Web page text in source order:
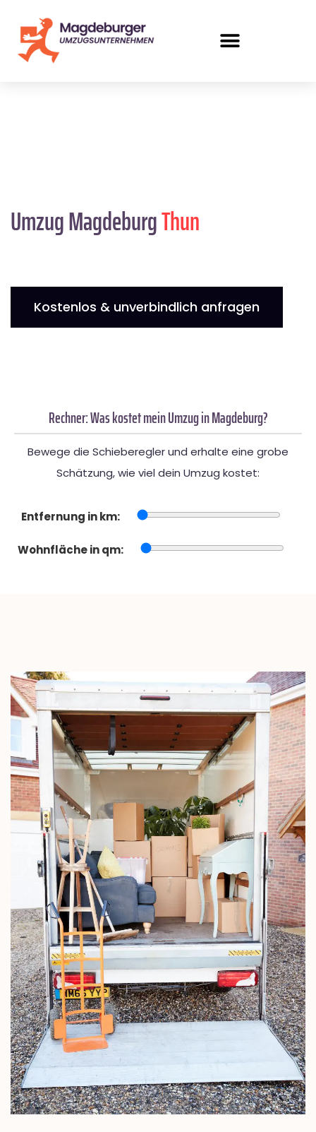
Umzug MagdeburgThun
Kostenlos & unverbindlich anfragen
Rechner: Was kostet mein Umzug in Magdeburg?
Bewege die Schieberegler und erhalte eine grobe
Schätzung, wie viel dein Umzug kostet:
Entfernung in km:
Wohnfläche in qm: